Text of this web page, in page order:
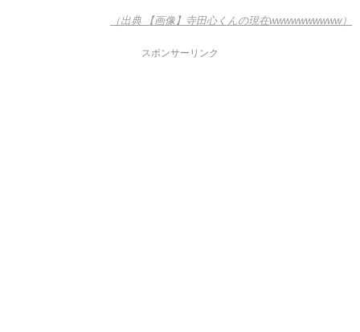
（出典 【画像】寺田心くんの現在wwwwwwwwww）
スポンサーリンク